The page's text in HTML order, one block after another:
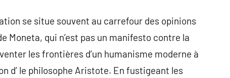
se situe souvent au carrefour des opinions
Moneta, qui n’est pas un manifesto contre la
les frontières d’un humanisme moderne à
d’ le philosophe Aristote. En fustigeant les